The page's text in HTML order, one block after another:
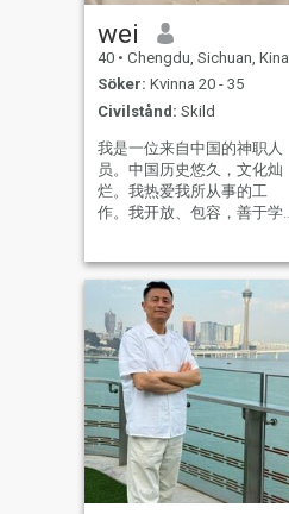
wei
40 • Chengdu, Sichuan, Kina
Söker: Kvinna 20 - 35
Civilstånd: Skild
我是一位来自中国的神职人
员。中国历史悠久，文化灿
烂。我热爱我所从事的工
作。我开放、包容，善于学
情，喜欢运动、沙滩和阳